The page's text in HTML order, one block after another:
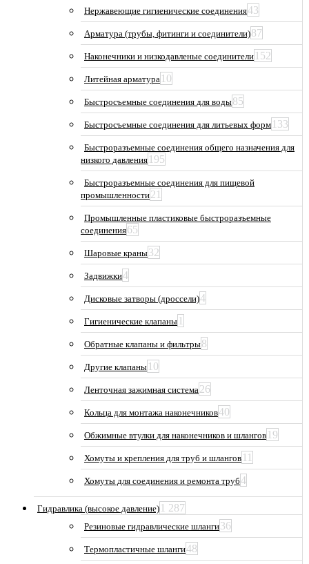
Нержавеющие гигиенические соединения43
Арматура (трубы, фитинги и соединители)87
Наконечники и низкодавленые соединители 152
Литейная арматура 10
Быстросъемные соединения для воды85
Быстросъемные соединения для литьевых форм 133
Быстроразъемные соединения общего назначения для
низкого давления 195
Быстроразъемные соединения для пищевой
промышленности21
Промышленные пластиковые быстроразъемные
соединения65
Шаровые краны32
Задвижки4
Дисковые затворы (дроссели)4
Гигиенические клапаны 1
Обратные клапаны и фильтры8
Другие клапаны 10
Ленточная зажимная система 26
Кольца для монтажа наконечников40
Обжимные втулки для наконечников и шлангов 19
Хомуты и крепления для труб и шлангов 11
Хомуты для соединения и ремонта труб4
Гидравлика (высокое давление) 1 287
Резиновые гидравлические шланги36
Термопластичные шланги48